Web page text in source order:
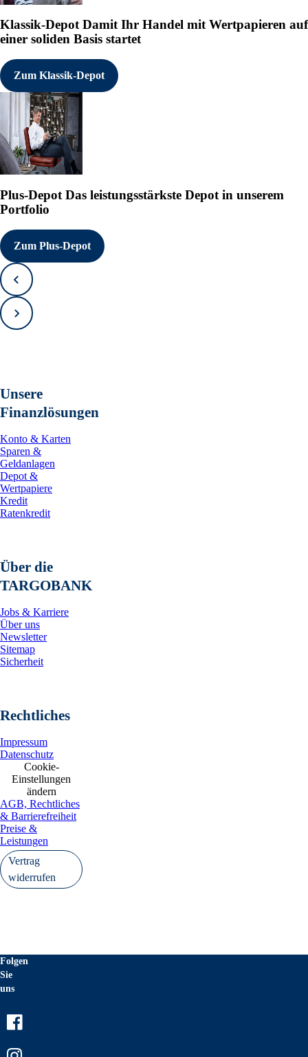
Klassik-DepotDamit Ihr Handel mit Wertpapieren auf
einer soliden Basis startet
Zum Klassik-Depot
Plus-Depot Das leistungsstärkste Depot in unserem
Portfolio
Zum Plus-Depot
Zurück
Vorwärts
Unsere
Finanzlösungen
Konto & Karten
Sparen &
Geldanlagen
Depot &
Wertpapiere
Kredit
Ratenkredit
Über die
TARGOBANK
Jobs & Karriere
Über uns
Newsletter
Sitemap
Sicherheit
Rechtliches
Impressum
Datenschutz
Cookie-
Einstellungen
ändern
AGB, Rechtliches
& Barrierefreiheit
Preise &
Leistungen
Vertrag
widerrufen
Folgen
Sie
uns